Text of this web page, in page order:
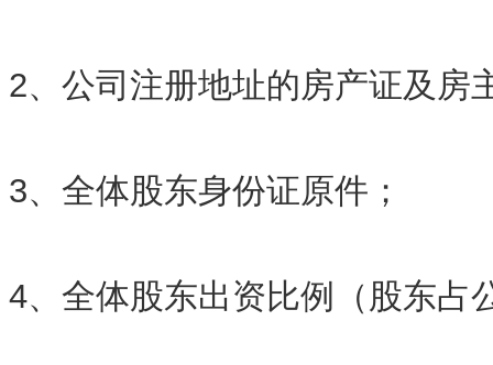
2、公司注册地址的房产证及房
3、全体股东身份证原件；
4、全体股东出资比例（股东占